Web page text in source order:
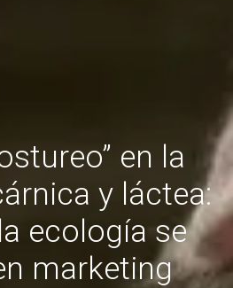
en la
y láctea:
ecología se
marketing